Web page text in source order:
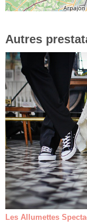
Autres
Les Allumettes